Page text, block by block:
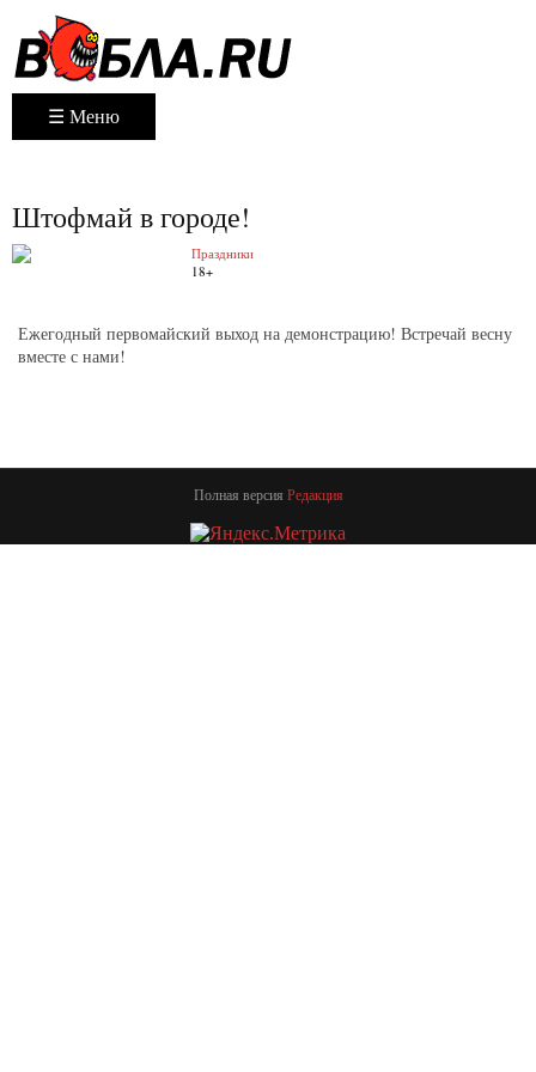
☰ Меню
Штофмай в городе!
Праздники
18+
Ежегодный первомайский выход на демонстрацию! Встречай весну
вместе с нами!
Полная версия Редакция